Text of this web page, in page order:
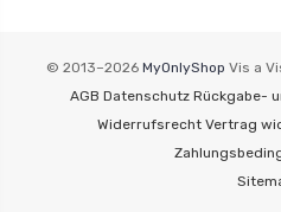
© 2013–2026 MyOnlyShop Vis a
AGB Datenschutz Rückgabe-
Widerrufsrecht Vertrag